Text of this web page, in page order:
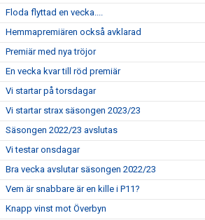
Floda flyttad en vecka....
Hemmapremiären också avklarad
Premiär med nya tröjor
En vecka kvar till röd premiär
Vi startar på torsdagar
Vi startar strax säsongen 2023/23
Säsongen 2022/23 avslutas
Vi testar onsdagar
Bra vecka avslutar säsongen 2022/23
Vem är snabbare är en kille i P11?
Knapp vinst mot Överbyn